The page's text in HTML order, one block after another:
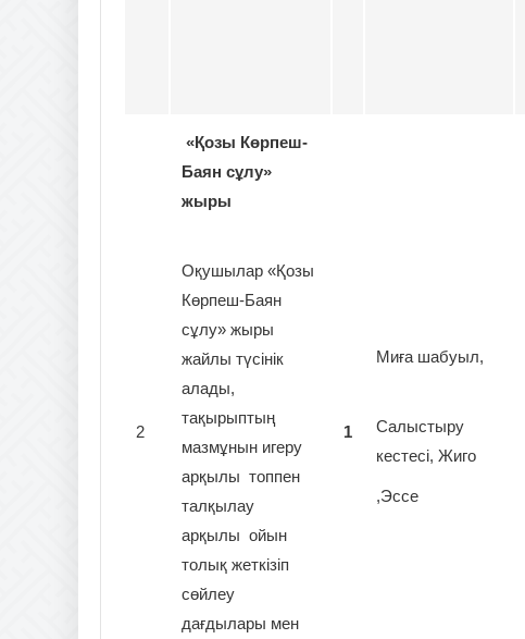
2
«Қозы Көрпеш-
Баян сұлу»
жыры
Оқушылар «Қозы
Көрпеш-Баян
сұлу» жыры
жайлы түсінік
алады,
тақырыптың
мазмұнын игеру
арқылы топпен
талқылау
арқылы ойын
толық жеткізіп
сөйлеу
дағдылары мен
1
Миға шабуыл,
Салыстыру
кестесі, Жиго
,Эссе